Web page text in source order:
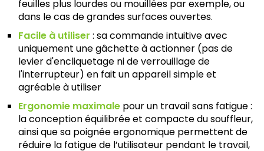
feuilles plus lourdes ou mouillées par exemple, ou
dans le cas de grandes surfaces ouvertes.
Facile à utiliser : sa commande intuitive avec
uniquement une gâchette à actionner (pas de
levier d'encliquetage ni de verrouillage de
l'interrupteur) en fait un appareil simple et
agréable à utiliser
Ergonomie maximale pour un travail sans fatigue :
la conception équilibrée et compacte du souffleur,
ainsi que sa poignée ergonomique permettent de
réduire la fatigue de l’utilisateur pendant le travail,